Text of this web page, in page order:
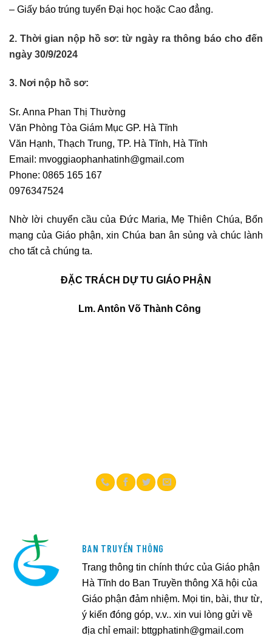
– Giấy báo trúng tuyển Đại học hoặc Cao đẳng.
2. Thời gian nộp hồ sơ: từ ngày ra thông báo cho đến
ngày 30/9/2024
3. Nơi nộp hồ sơ:
Sr. Anna Phan Thị Thường
Văn Phòng Tòa Giám Mục GP. Hà Tĩnh
Văn Hạnh, Thạch Trung, TP. Hà Tĩnh, Hà Tĩnh
Email: mvoggiaophanhatinh@gmail.com
Phone: 0865 165 167
0976347524
Nhờ lời chuyển cầu của Đức Maria, Mẹ Thiên Chúa, Bổn
mạng của Giáo phận, xin Chúa ban ân sủng và chúc lành
cho tất cả chúng ta.
ĐẶC TRÁCH DỰ TU GIÁO PHẬN
Lm. Antôn Võ Thành Công
BAN TRUYỀN THÔNG
Trang thông tin chính thức của Giáo phận
Hà Tĩnh do Ban Truyền thông Xã hội của
Giáo phận đảm nhiệm. Mọi tin, bài, thư từ,
ý kiến đóng góp, v.v.. xin vui lòng gửi về
địa chỉ email: bttgphatinh@gmail.com